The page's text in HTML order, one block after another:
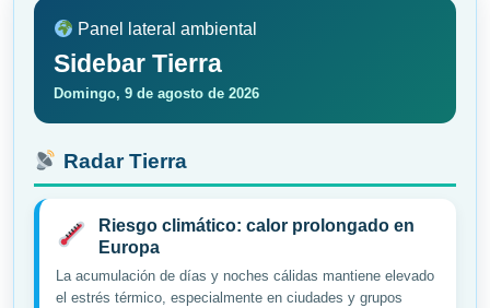
Panel lateral ambiental
Sidebar Tierra
Domingo, 9 de agosto de 2026
Radar Tierra
Riesgo climático: calor prolongado en
Europa
La acumulación de días y noches cálidas mantiene elevado
el estrés térmico, especialmente en ciudades y grupos